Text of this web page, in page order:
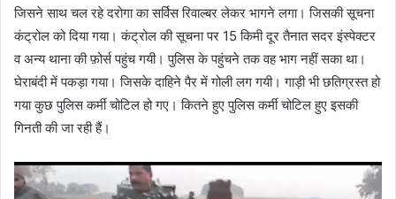
जिसने साथ चल रहे दरोगा का सर्विस रिवाल्बर लेकर भागने लगा। जिसकी सूचना
कंट्रोल को दिया गया। कंट्रोल की सूचना पर 15 किमी दूर तैनात सदर इंस्पेक्टर
व अन्य थाना की फ़ोर्स पहुंच गयी। पुलिस के पहुंचने तक वह भाग नहीं सका था।
घेराबंदी में पकड़ा गया। जिसके दाहिने पैर में गोली लग गयी। गाड़ी भी छतिग्रस्त हो
गया कुछ पुलिस कर्मी चोटिल हो गए। कितने हुए पुलिस कर्मी चोटिल हुए इसकी
गिनती की जा रही हैं।